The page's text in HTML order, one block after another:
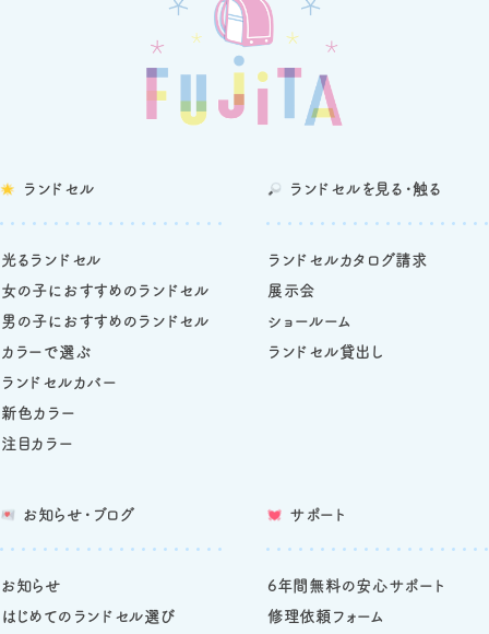
ランドセル
光るランドセル
女の子におすすめのランドセル
男の子におすすめのランドセル
カラーで選ぶ
ランドセルカバー
新色カラー
注目カラー
ランドセルを 見る・触る
ランドセルカタログ請求
展示会
ショールーム
ランドセル貸出し
お知らせ・ブログ
お知らせ
はじめてのランドセル選び
サポート
6年間無料の安心サポート
修理依頼フォーム